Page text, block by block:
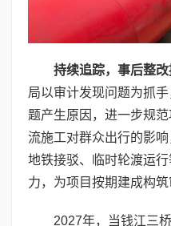
持续追踪，事后整改
局以审计发现问题为抓
题产生原因，进一步规
流施工对群众出行的影
地铁接驳、临时轮渡运
力，为项目按期建成构筑
2027年，当钱江三